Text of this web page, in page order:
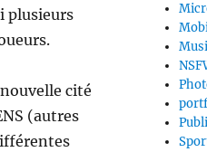
plusieurs
cité
(autres